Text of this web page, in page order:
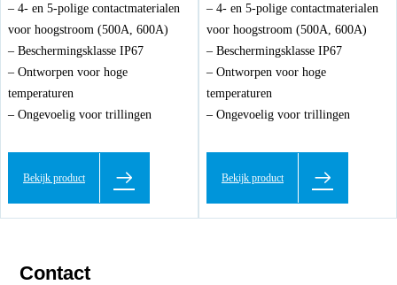
– 4- en 5-polige contactmaterialen
voor hoogstroom (500A, 600A)
– Beschermingsklasse IP67
– Ontworpen voor hoge
temperaturen
– Ongevoelig voor trillingen
Bekijk product
– 4- en 5-polige contactmaterialen
voor hoogstroom (500A, 600A)
– Beschermingsklasse IP67
– Ontworpen voor hoge
temperaturen
– Ongevoelig voor trillingen
Bekijk product
Contact